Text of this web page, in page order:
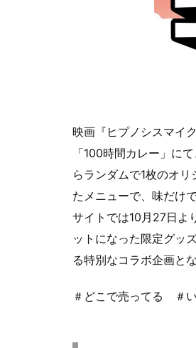
映画『ヒプノシスマイ
「100時間カレー」に
らランダムで1枚のオ
たメニューで、味だけ
サイトでは10月27日よ
ットになった限定グッ
る特別なコラボ企画と
＃どこで売ってる ＃